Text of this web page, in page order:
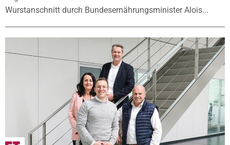
Wurstanschnitt durch Bundesernährungsminister Alois...